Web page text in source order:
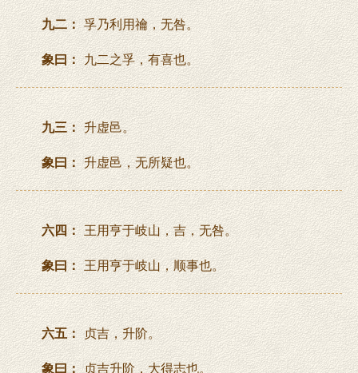
九二：孚乃利用禴，无咎。
象曰：九二之孚，有喜也。
九三：升虚邑。
象曰：升虚邑，无所疑也。
六四：王用亨于岐山，吉，无咎。
象曰：王用亨于岐山，顺事也。
六五：贞吉，升阶。
象曰：贞吉升阶，大得志也。